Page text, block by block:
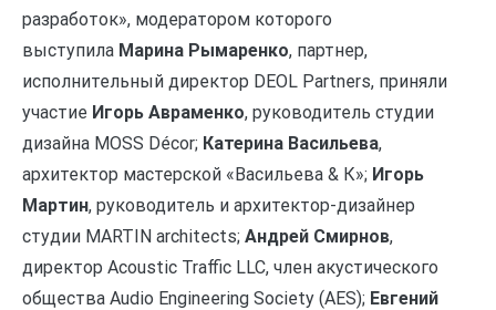
разработок», модератором которого
выступила Марина Рымаренко, партнер,
исполнительный директор DEOL Partners, приняли
участие Игорь Авраменко, руководитель студии
дизайна MOSS Décor; Катерина Васильева,
архитектор мастерской «Васильева & К»; Игорь
Мартин, руководитель и архитектор-дизайнер
студии MARTIN architects; Андрей Смирнов,
директор Acoustic Traffic LLC, член акустического
общества Audio Engineering Society (AES); Евгений